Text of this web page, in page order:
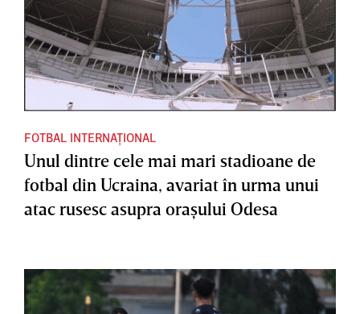
FOTBAL INTERNAȚIONAL
Unul dintre cele mai mari stadioane de
fotbal din Ucraina, avariat în urma unui
atac rusesc asupra oraşului Odesa